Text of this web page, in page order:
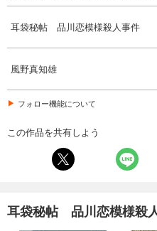
耳袋秘帖 品川恋模様殺人事件
風野真知雄
フォロー機能について
この作品を共有しよう
耳袋秘帖 品川恋模様殺